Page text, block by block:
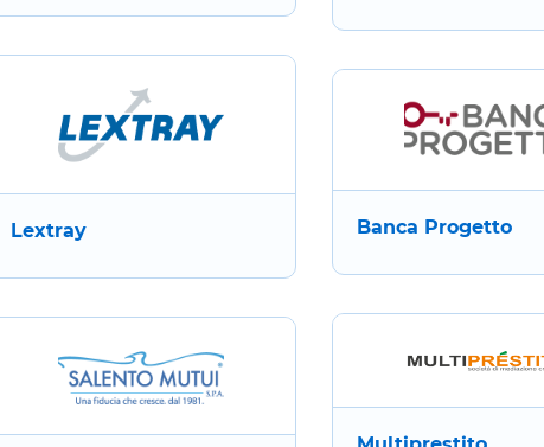
Lextray Banca Progetto